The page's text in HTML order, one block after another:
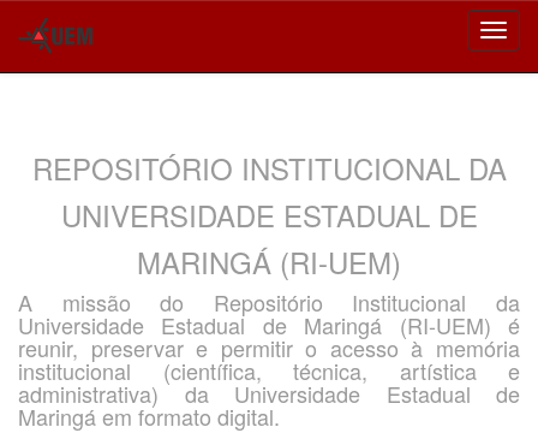
REPOSITÓRIO INSTITUCIONAL DA
UNIVERSIDADE ESTADUAL DE
MARINGÁ (RI-UEM)
A missão do Repositório Institucional da
Universidade Estadual de Maringá (RI-UEM) é
reunir, preservar e permitir o acesso à memória
institucional (científica, técnica, artística e
administrativa) da Universidade Estadual de
Maringá em formato digital.